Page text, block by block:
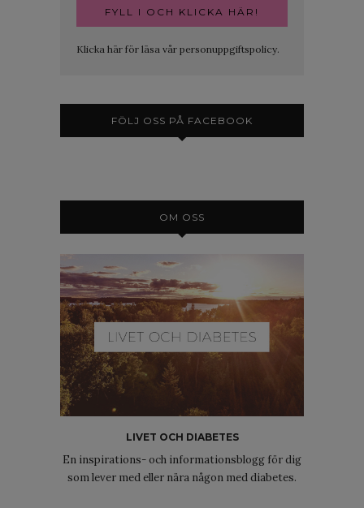
Klicka här för läsa vår personuppgiftspolicy.
FÖLJ OSS PÅ FACEBOOK
OM OSS
LIVET OCH DIABETES
En inspirations- och informationsblogg för dig
som lever med eller nära någon med diabetes.